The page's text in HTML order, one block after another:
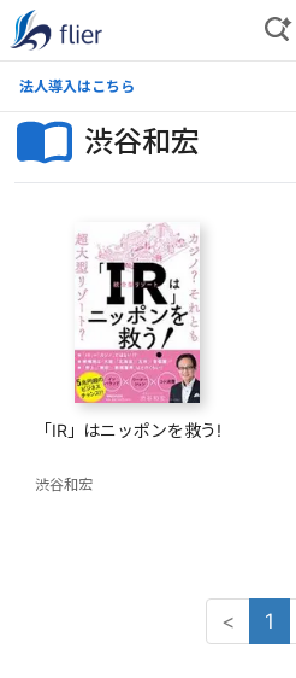
法人導入はこちら
渋谷和宏
「IR」はニッポンを救う!
渋谷和宏
< 1